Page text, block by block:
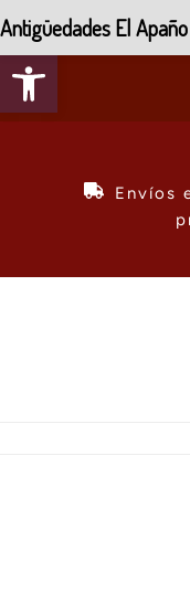
Abrir barra de
Envíos
Antigüedades El Apaño